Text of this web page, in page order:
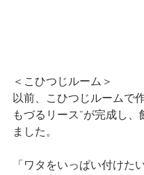
＜こひつじルーム＞
以前、こひつじルームで
もづるリース”が完成し、
ました。
「ワタをいっぱい付けた